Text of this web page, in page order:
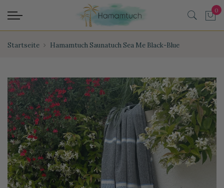
Startseite Hamamtuch Saunatuch Sea Me Black-Blue